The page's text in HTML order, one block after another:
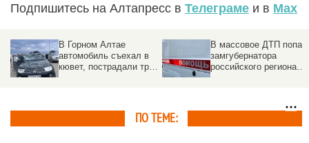
Подпишитесь на Алтапресс в Телеграме и в Max
В массовое ДТП попал
замгубернатора
российского региона
Таксист на Lada Priora
влетел в машину за 65
млн рублей
ПО ТЕМЕ: